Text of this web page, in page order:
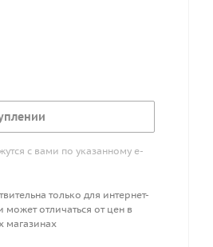
с вами по указанному е-
только для интернет-
может отличаться от цен в
магазинах